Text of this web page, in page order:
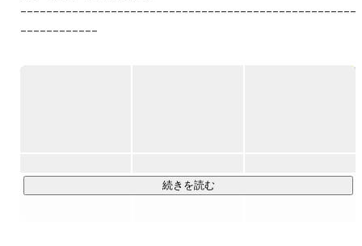
––––––––––––––––––––––––––––––––––––––––––––––––––––
––––––––––––
2）ドーピングしない採用クリエイティブ
の流れ——。採用の文脈を立体的に捉えたうえで、クライアン
続きを読む